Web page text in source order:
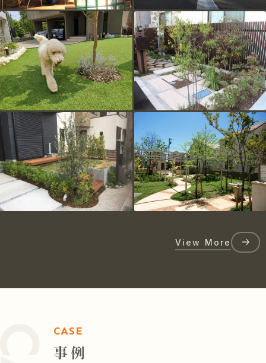
View More
CASE
事例